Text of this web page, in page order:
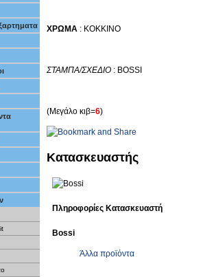
ΧΡΩΜΑ : ΚΟΚΚΙΝΟ
ΣΤΑΜΠΑ/ΣΧΕΔΙΟ : BOSSI
(Μεγάλο κιβ=6)
Κατασκευαστής
Πληροφορίες Κατασκευαστή
Bossi
Άλλα προϊόντα